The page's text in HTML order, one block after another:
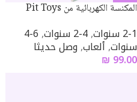
المكنسة الكهربائية من Pit Toys
2-1 سنوات ,4-2 سنوات ,
6-4
سنوات,ألعاب,وصل حديثا
₪ 99.00